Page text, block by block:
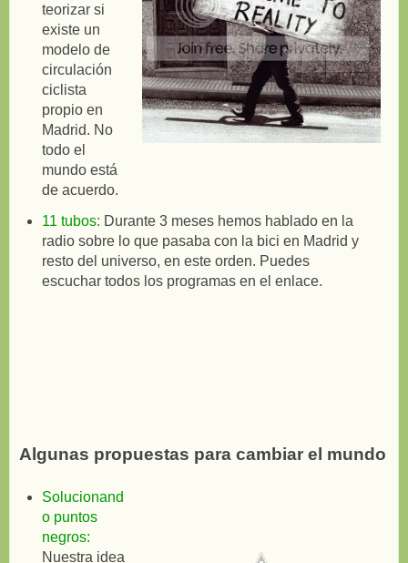
teorizar si
existe un
modelo de
circulación
ciclista
propio en
Madrid. No
todo el
mundo está
de acuerdo.
11 tubos: Durante 3 meses hemos hablado en la
radio sobre lo que pasaba con la bici en Madrid y
resto del universo, en este orden. Puedes
escuchar todos los programas en el enlace.
Algunas propuestas para cambiar el mundo
Solucionand
o puntos
negros:
Nuestra idea